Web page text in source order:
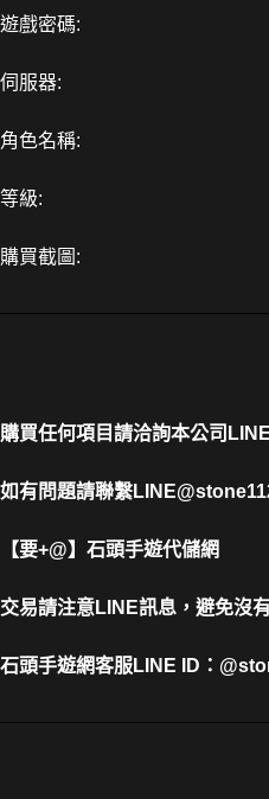
遊戲密碼:
伺服器:
角色名稱:
等級:
購買截圖:
購買任何項目請洽詢本公司
如有問題請聯繫
【要+@】 石頭手遊代儲網
交易請注意LINE訊息，避免沒
石頭手遊網客服LINE ID ：